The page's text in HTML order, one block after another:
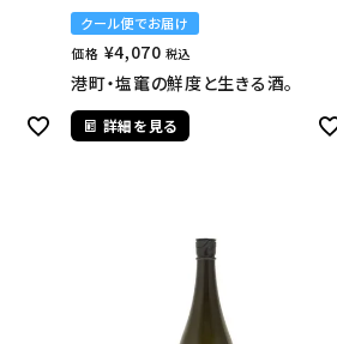
クール便でお届け
価格 ¥4,070 税込
港町・塩竃の鮮度と生きる酒。
詳細を見る